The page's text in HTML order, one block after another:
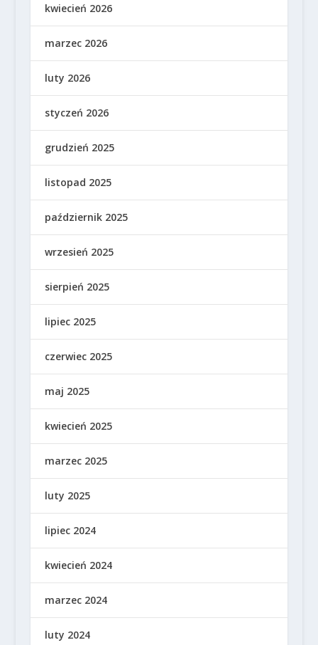
kwiecień 2026
marzec 2026
luty 2026
styczeń 2026
grudzień 2025
listopad 2025
październik 2025
wrzesień 2025
sierpień 2025
lipiec 2025
czerwiec 2025
maj 2025
kwiecień 2025
marzec 2025
luty 2025
lipiec 2024
kwiecień 2024
marzec 2024
luty 2024